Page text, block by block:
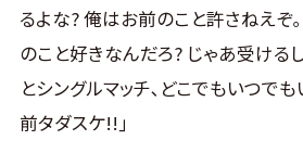
にしとけちゃうわ｡誰や? あとタイト
な｡ジュニアタッグのタイトルマッチ
でポーン､あいつらに勝って､楽しみ
いってこと?｣